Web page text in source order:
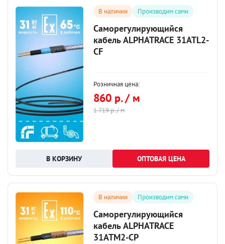
В наличии Производим сами
Саморегулирующийся
кабель ALPHATRACE 31ATL2-
CF
Розничная цена:
860 р. / м
1 719 р. / м
ОПТОВАЯ ЦЕНА
В наличии Производим сами
Саморегулирующийся
кабель ALPHATRACE
31ATM2-CP